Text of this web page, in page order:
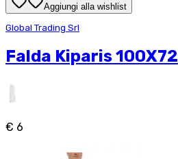
Aggiungi alla wishlist
Global Trading Srl
Falda Kiparis 100X72
€ 6